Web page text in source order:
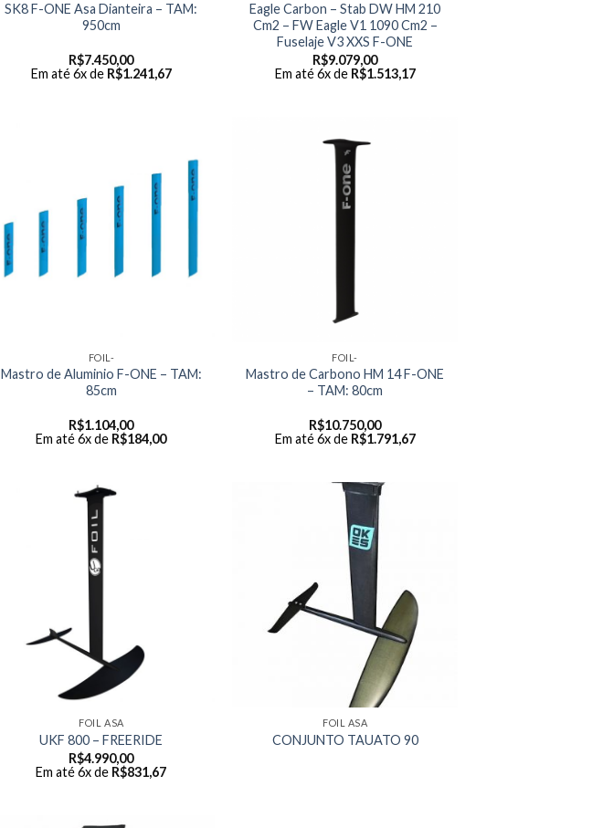
SK8 F-ONE Asa Dianteira – TAM:
950cm
R$7.450,00
Em até 6x de R$1.241,67
Eagle Carbon – Stab DW HM 210
Cm2 – FW Eagle V1 1090 Cm2 –
Fuselaje V3 XXS F-ONE
R$9.079,00
Em até 6x de R$1.513,17
FOIL-
Mastro de Aluminio F-ONE – TAM:
85cm
R$1.104,00
Em até 6x de R$184,00
FOIL-
Mastro de Carbono HM 14 F-ONE
– TAM: 80cm
R$10.750,00
Em até 6x de R$1.791,67
FOIL ASA
UKF 800 – FREERIDE
R$4.990,00
Em até 6x de R$831,67
FOIL ASA
CONJUNTO TAUATO 90